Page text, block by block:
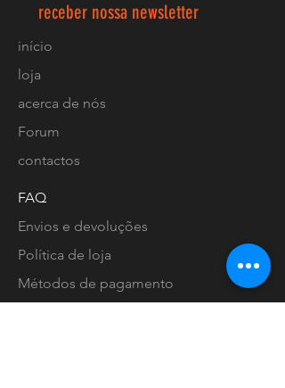
receber nossa newsletter
início
loja
acerca de nós
Forum
contactos
FAQ
Envios e devoluções
Política de loja
Métodos de pagamento